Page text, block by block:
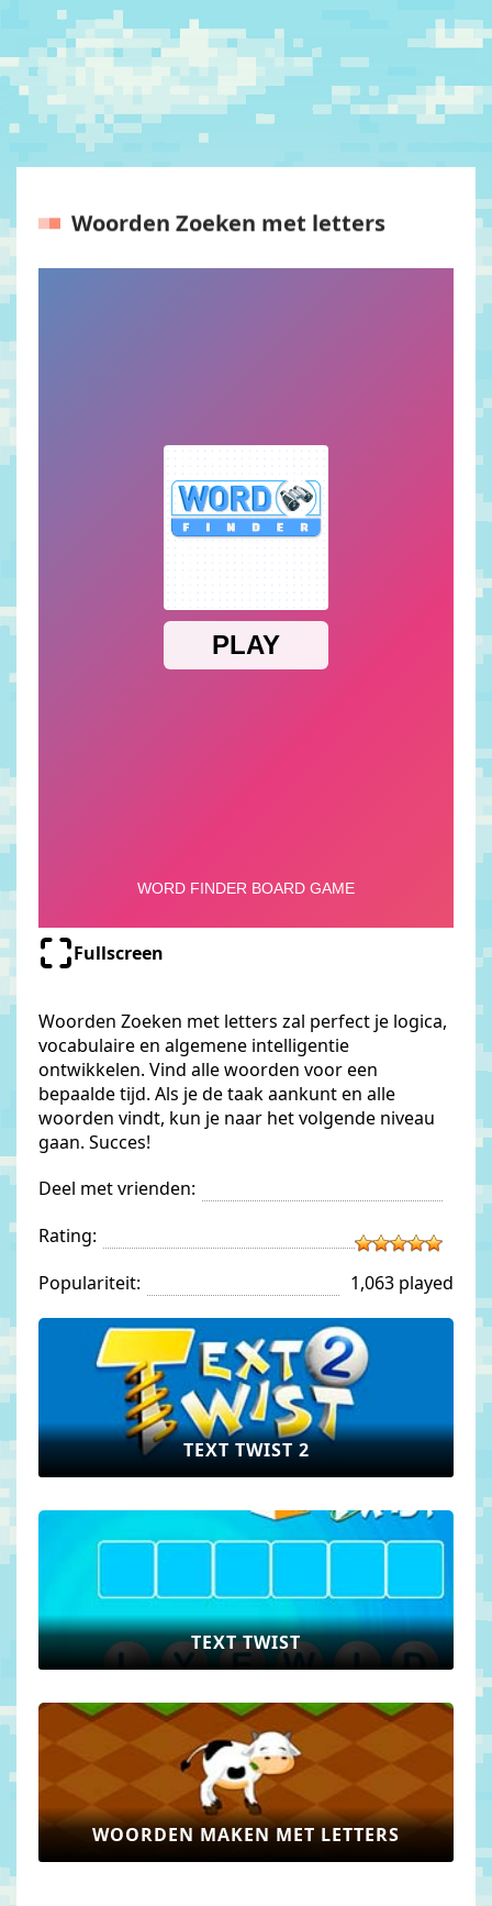
Woorden Zoeken met letters
Fullscreen
Woorden Zoeken met letters zal perfect je logica,
vocabulaire en algemene intelligentie
ontwikkelen. Vind alle woorden voor een
bepaalde tijd. Als je de taak aankunt en alle
woorden vindt, kun je naar het volgende niveau
gaan. Succes!
Deel met vrienden:
Rating:
Populariteit:
1,063 played
TEXT TWIST 2
TEXT TWIST
WOORDEN MAKEN MET LETTERS